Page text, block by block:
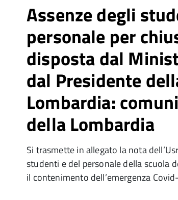
Assenze degli
personale per
disposta dal
dal Presidente
Lombardia:
della Lombardia
Si trasmette in allegato la nota
studenti e del personale della scuola
il contenimento dell’emergenza